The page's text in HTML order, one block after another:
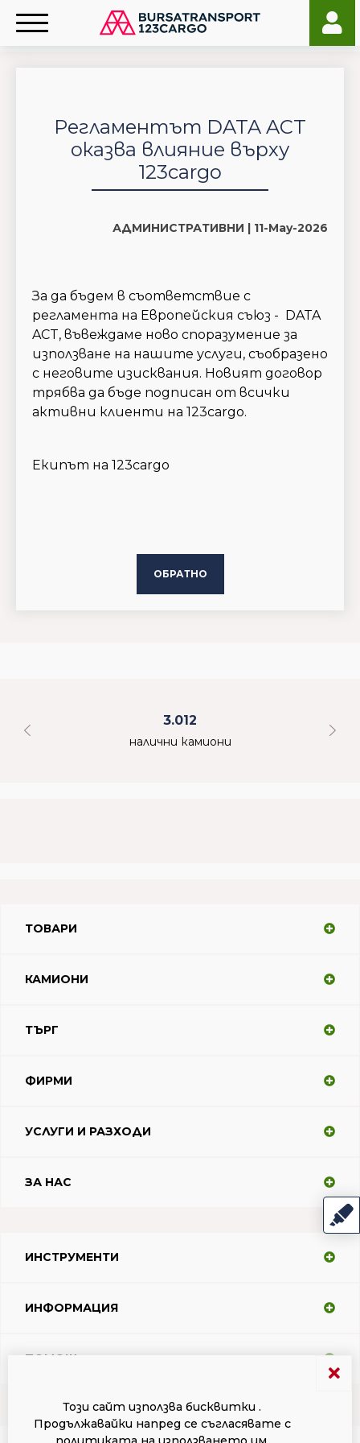
Регламентът DATA ACT
оказва влияние върху
123cargo
АДМИНИСТРАТИВНИ | 11-May-2026
За да бъдем в съответствие с
регламента на Европейския съюз - DATA
ACT, въвеждаме ново споразумение за
използване на нашите услуги, съобразено
с неговите изисквания. Новият договор
трябва да бъде подписан от всички
активни клиенти на 123cargo.
Екипът на 123cargo
ОБРАТНО
3.012
налични камиони
ТОВАРИ
КАМИОНИ
ТЪРГ
ФИРМИ
УСЛУГИ И РАЗХОДИ
ЗА НАС
ИНСТРУМЕНТИ
ИНФОРМАЦИЯ
ПОМОЩ
Условия за ползване Поверителност Регистрирани марки Dacodasoft
Този сайт използва бисквитки .
Продължавайки напред се съгласявате с